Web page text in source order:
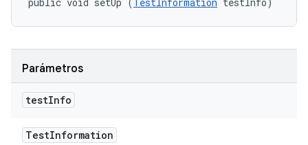
Parámetros
testInfo
TestInformation